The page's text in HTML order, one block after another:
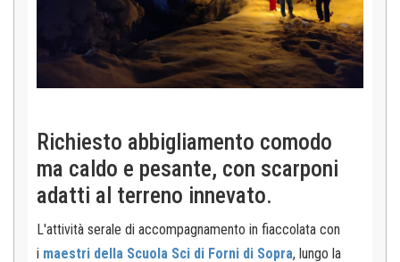
Richiesto abbigliamento comodo
ma caldo e pesante, con scarponi
adatti al terreno innevato.
L'attività serale di accompagnamento in fiaccolata con
i maestri della Scuola Sci di Forni di Sopra, lungo la